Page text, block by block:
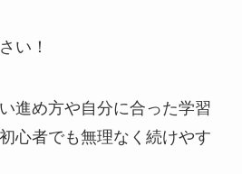
い！
進め方や自分に合った学習
心者でも無理なく続けやす